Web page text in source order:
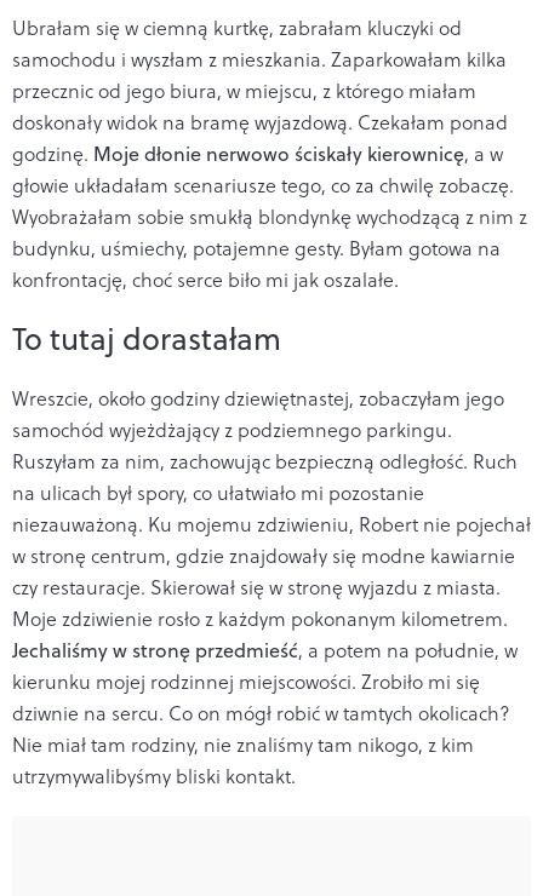
Ubrałam się w ciemną kurtkę, zabrałam kluczyki od
samochodu i wyszłam z mieszkania. Zaparkowałam kilka
przecznic od jego biura, w miejscu, z którego miałam
doskonały widok na bramę wyjazdową. Czekałam ponad
godzinę. Moje dłonie nerwowo ściskały kierownicę, a w
głowie układałam scenariusze tego, co za chwilę zobaczę.
Wyobrażałam sobie smukłą blondynkę wychodzącą z nim z
budynku, uśmiechy, potajemne gesty. Byłam gotowa na
konfrontację, choć serce biło mi jak oszalałe.
To tutaj dorastałam
Wreszcie, około godziny dziewiętnastej, zobaczyłam jego
samochód wyjeżdżający z podziemnego parkingu.
Ruszyłam za nim, zachowując bezpieczną odległość. Ruch
na ulicach był spory, co ułatwiało mi pozostanie
niezauważoną. Ku mojemu zdziwieniu, Robert nie pojechał
w stronę centrum, gdzie znajdowały się modne kawiarnie
czy restauracje. Skierował się w stronę wyjazdu z miasta.
Moje zdziwienie rosło z każdym pokonanym kilometrem.
Jechaliśmy w stronę przedmieść, a potem na południe, w
kierunku mojej rodzinnej miejscowości. Zrobiło mi się
dziwnie na sercu. Co on mógł robić w tamtych okolicach?
Nie miał tam rodziny, nie znaliśmy tam nikogo, z kim
utrzymywalibyśmy bliski kontakt.